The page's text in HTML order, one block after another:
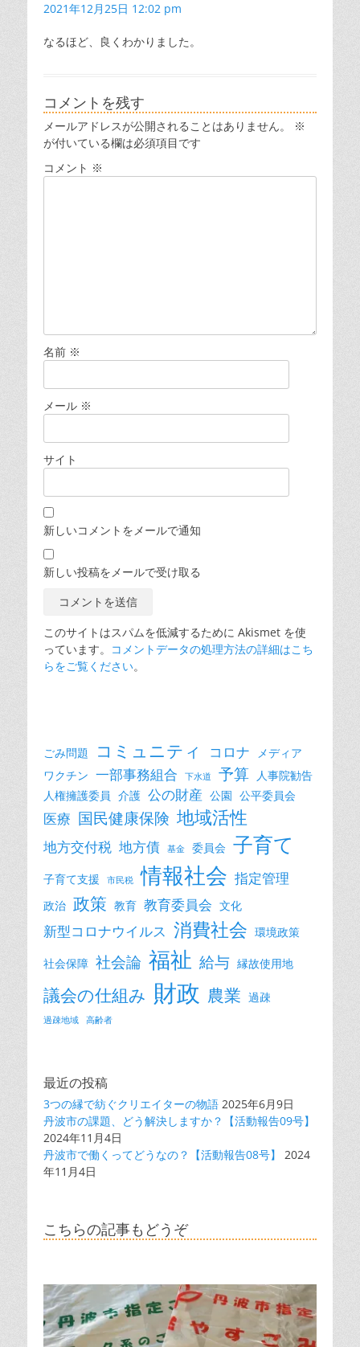
ョ
2021年12月25日 12:02 pm
なるほど、良くわかりました。
コメントを残す
メールアドレスが公開されることはありません。
※
が付いている欄は必須項目です
コメント ※
名前 ※
メール ※
サイト
新しいコメントをメールで通知
新しい投稿をメールで受け取る
このサイトはスパムを低減するために Akismet を使
っています。 コメントデータの処理方法の詳細はこち
らをご覧ください。
ごみ問題 コミュニティ コロナ
メディア
ワクチン 一部事務組合 下水道 予算 人事院勧告
人権擁護委員 介護 公の財産 公園 公平委員会
医療 国民健康保険 地域活性
地方交付税 地方債 基金 委員会 子育て
子育て支援 市民税 情報社会 指定管理
政治 政策 教育 教育委員会 文化
新型コロナウイルス 消費社会 環境政策
社会保障 社会論 福祉 給与 縁故使用地
議会の仕組み 財政 農業 過疎
過疎地域 高齢者
最近の投稿
3つの縁で紡ぐクリエイターの物語 2025年6月9日
丹波市の課題、どう解決しますか？【活動報告09号】
2024年11月4日
丹波市で働くってどうなの？【活動報告08号】
2024
年11月4日
こちらの記事もどうぞ